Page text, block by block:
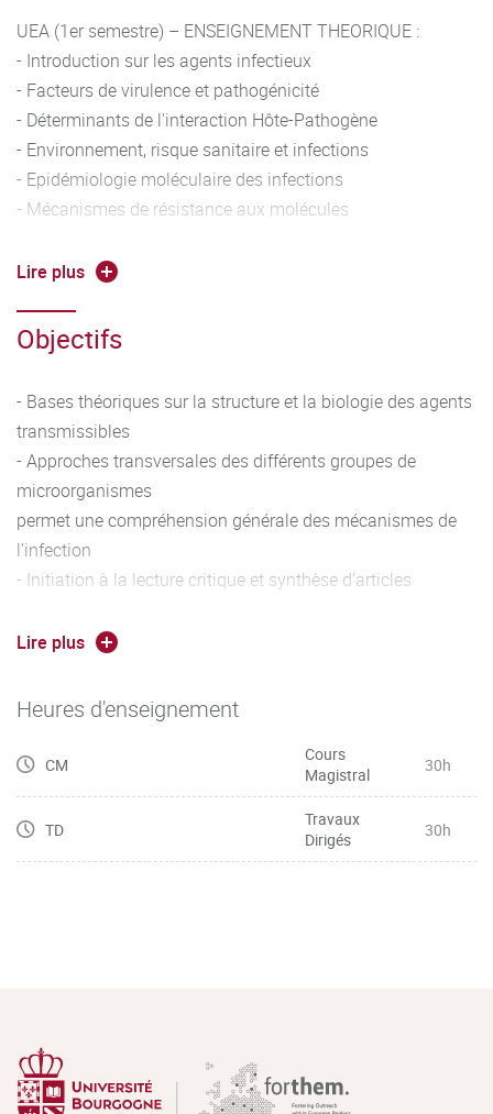
UEA (1er semestre) – ENSEIGNEMENT THEORIQUE :
- Introduction sur les agents infectieux
- Facteurs de virulence et pathogénicité
- Déterminants de l'interaction Hôte-Pathogène
- Environnement, risque sanitaire et infections
- Epidémiologie moléculaire des infections
- Mécanismes de résistance aux molécules
- Physiopathologie des Infections Respiratoires
UEB (2eme semestre) :
- SEANCES DE PRESENTATION D’ARTICLES
Lire plus
Objectifs
- Bases théoriques sur la structure et la biologie des agents
transmissibles
- Approches transversales des différents groupes de
microorganismes
permet une compréhension générale des mécanismes de
l’infection
- Initiation à la lecture critique et synthèse d’articles
- Sensibilisation aux disciplines expérimentales
Lire plus
Heures d'enseignement
CM
Cours
Magistral
30h
TD
Travaux
Dirigés
30h